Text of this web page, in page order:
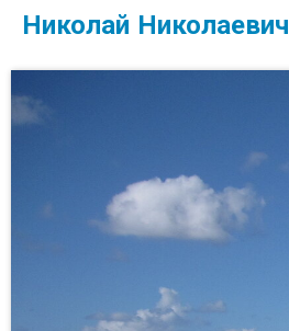
Николай Николаевич